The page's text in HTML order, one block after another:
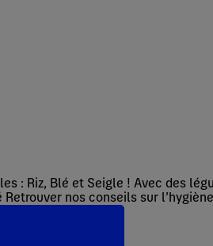
: Riz, Blé et Seigle ! Avec des
nos conseils sur
sain.